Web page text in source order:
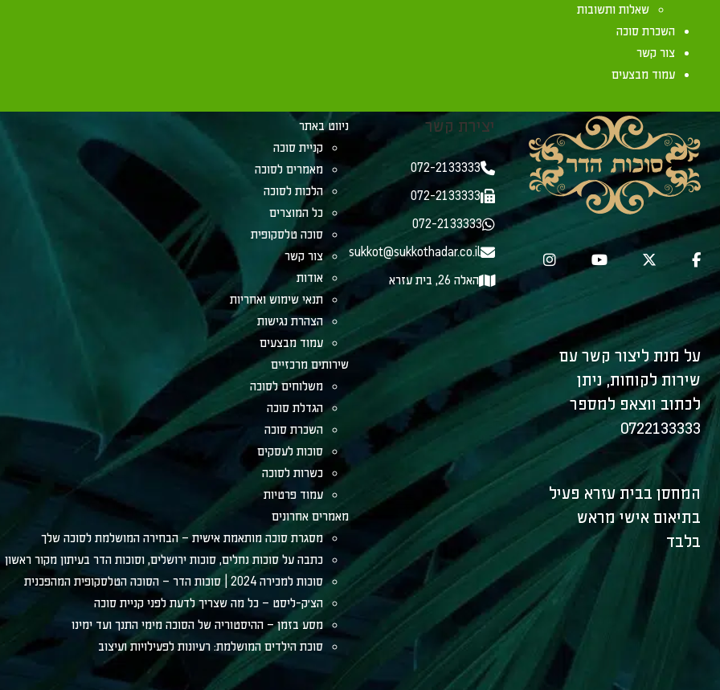
שאלות ותשובות
השכרת סוכה
צור קשר
עמוד מבצעים
על מנת ליצור קשר עם
שירות לקוחות, ניתן
לכתוב ווצאפ למספר
0722133333
המחסן בבית עזרא פעיל
בתיאום אישי מראש
בלבד
יצירת קשר
072-2133333
072-2133333
072-2133333
sukkot@sukkothadar.co.il
האלה 26, בית עזרא
ניווט באתר
קניית סוכה
מאמרים לסוכה
הלכות לסוכה
כל המוצרים
סוכה טלסקופית
צור קשר
אודות
תנאי שימוש ואחריות
הצהרת נגישות
עמוד מבצעים
שירותים מרכזיים
משלוחים לסוכה
הגדלת סוכה
השכרת סוכה
סוכות לעסקים
כשרות לסוכה
עמוד פרטיות
מאמרים אחרונים
מסגרת סוכה מותאמת אישית – הבחירה המושלמת לסוכה שלך
כתבה על סוכות נחלים, סוכות ירושלים, וסוכות הדר בעיתון מקור ראשון
סוכות למכירה 2024 | סוכות הדר – הסוכה הטלסקופית המהפכנית
הצ׳ק-ליסט – כל מה שצריך לדעת לפני קניית סוכה
מסע בזמן – ההיסטוריה של הסוכה מימי התנך ועד ימינו
סוכת הילדים המושלמת: רעיונות לפעילויות ועיצוב